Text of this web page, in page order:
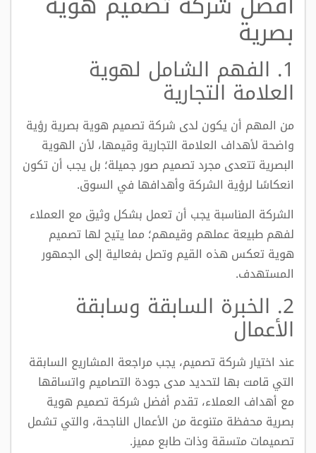
بصرية
1. الفهم الشامل لهوية
العلامة التجارية
من المهم أن يكون لدى شركة تصميم هوية بصرية رؤية
واضحة لأهداف العلامة التجارية وقيمها، لأن الهوية
البصرية تتعدى مجرد تصميم صور جميلة؛ بل يجب أن تكون
انعكاسًا لرؤية الشركة وأهدافها في السوق.
الشركة المناسبة يجب أن تعمل بشكل وثيق مع العملاء
لفهم طبيعة عملهم وقيمهم؛ مما يتيح لها تصميم
هوية تعكس هذه القيم وتصل بفعالية إلى الجمهور
المستهدف.
2. الخبرة السابقة وسابقة
الأعمال
عند اختيار شركة تصميم، يجب مراجعة المشاريع السابقة
التي قامت بها لتحديد مدى جودة التصاميم واتساقها
مع أهداف العملاء، تقدم أفضل شركة تصميم هوية
بصرية محفظة متنوعة من الأعمال الناجحة، والتي تشمل
تصميمات متسقة وذات طابع مميز.